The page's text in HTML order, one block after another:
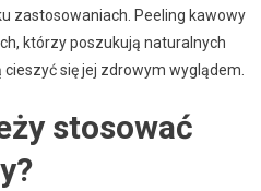
zastosowaniach. Peeling kawowy
którzy poszukują naturalnych
się jej zdrowym wyglądem.
stosować